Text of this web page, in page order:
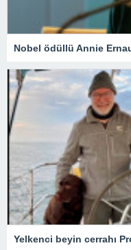
Nobel ödüllü Annie